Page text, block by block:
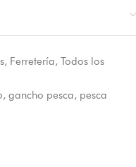
, Ferretería, Todos los
, gancho pesca, pesca